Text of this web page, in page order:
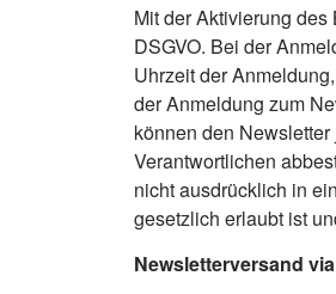
Mit der Aktivierung
DSGVO. Bei der
Uhrzeit der
der Anmeldung zum
können den
Verantwortlichen
nicht ausdrücklich in
gesetzlich erlaubt ist
Newsletterversand